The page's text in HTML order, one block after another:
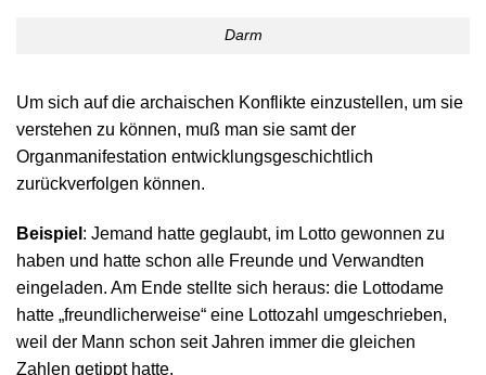
Darm
Um sich auf die archaischen Konflikte einzustellen, um sie
verstehen zu können, muß man sie samt der
Organmanifestation entwicklungsgeschichtlich
zurückverfolgen können.
Beispiel : Jemand hatte geglaubt, im Lotto gewonnen zu
haben und hatte schon alle Freunde und Verwandten
eingeladen. Am Ende stellte sich heraus: die Lottodame
hatte „freundlicherweise“ eine Lottozahl umgeschrieben,
weil der Mann schon seit Jahren immer die gleichen
Zahlen getippt hatte.